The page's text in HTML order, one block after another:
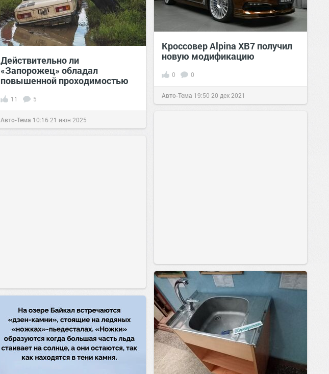
Кроссовер Alpina XB7 получил
новую модификацию
0 0
Авто-Тема 19:50 20 дек 2021
Действительно ли
«Запорожец» обладал
повышенной проходимостью
11 5
Авто-Тема 10:16 21 июн 2025